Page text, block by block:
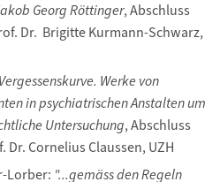
Georg Röttinger, Abschluss
Dr. Brigitte Kurmann-Schwarz,
Werke von
in psychiatrischen Anstalten um
Untersuchung, Abschluss
Dr. Cornelius Claussen, UZH
Lorber: "...gemäss den Regeln